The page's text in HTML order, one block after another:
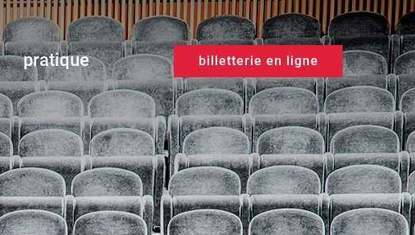
pratique billetterie en ligne